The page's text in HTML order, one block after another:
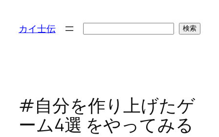
カイ士伝 検索
#自分を作り上げたゲ
ーム4選 をやってみる